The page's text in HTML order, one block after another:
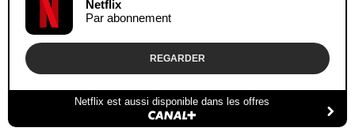
Netflix
Par abonnement
REGARDER
Netflix est aussi disponible dans les offres